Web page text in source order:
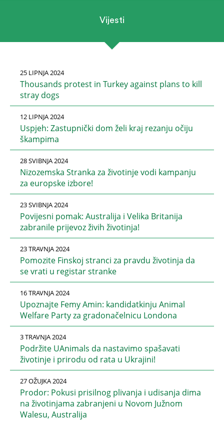
Vijesti
25 LIPNJA 2024
Thousands protest in Turkey against plans to kill
stray dogs
12 LIPNJA 2024
Uspjeh: Zastupnički dom želi kraj rezanju očiju
škampima
28 SVIBNJA 2024
Nizozemska Stranka za životinje vodi kampanju
za europske izbore!
23 SVIBNJA 2024
Povijesni pomak: Australija i Velika Britanija
zabranile prijevoz živih životinja!
23 TRAVNJA 2024
Pomozite Finskoj stranci za pravdu životinja da
se vrati u registar stranke
16 TRAVNJA 2024
Upoznajte Femy Amin: kandidatkinju Animal
Welfare Party za gradonačelnicu Londona
3 TRAVNJA 2024
Podržite UAnimals da nastavimo spašavati
životinje i prirodu od rata u Ukrajini!
27 OŽUJKA 2024
Prodor: Pokusi prisilnog plivanja i udisanja dima
na životinjama zabranjeni u Novom Južnom
Walesu, Australija